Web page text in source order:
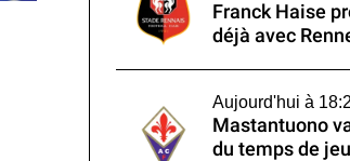
Franck Haise
déjà avec
Aujourd'hui à
Mastantuono
du temps de